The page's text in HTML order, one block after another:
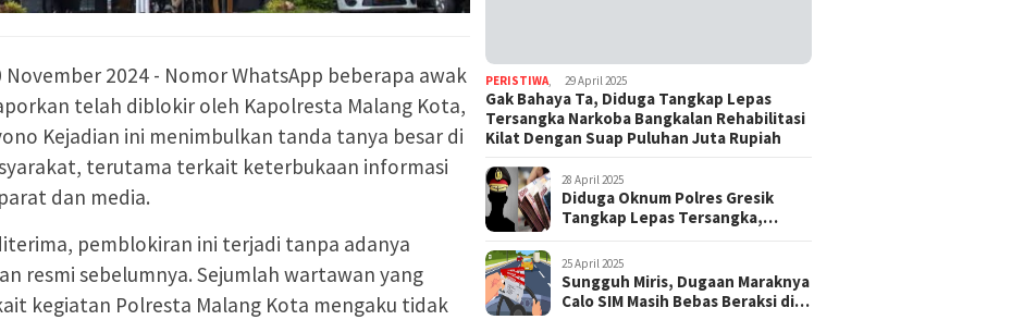
November 2024 - Nomor WhatsApp beberapa awak
telah diblokir oleh Kapolresta Malang Kota,
Kejadian ini menimbulkan tanda tanya besar di
terutama terkait keterbukaan informasi
dan media.
pemblokiran ini terjadi tanpa adanya
resmi sebelumnya. Sejumlah wartawan yang
kegiatan Polresta Malang Kota mengaku tidak
PERISTIWA, 29 April 2025
Gak Bahaya Ta, Diduga Tangkap Lepas
Tersangka Narkoba Bangkalan Rehabilitasi
Kilat Dengan Suap Puluhan Juta Rupiah
28 April 2025
Diduga Oknum Polres Gresik
Tangkap Lepas Tersangka,
25 April 2025
Sungguh Miris, Dugaan Maraknya
Calo SIM Masih Bebas Beraksi di